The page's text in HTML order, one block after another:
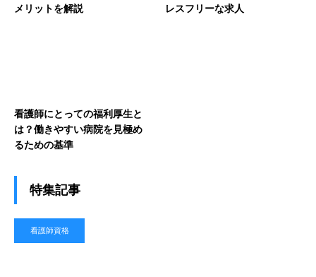
メリットを解説
レスフリーな求人
看護師にとっての福利厚生と
は？働きやすい病院を見極め
るための基準
特集記事
看護師資格